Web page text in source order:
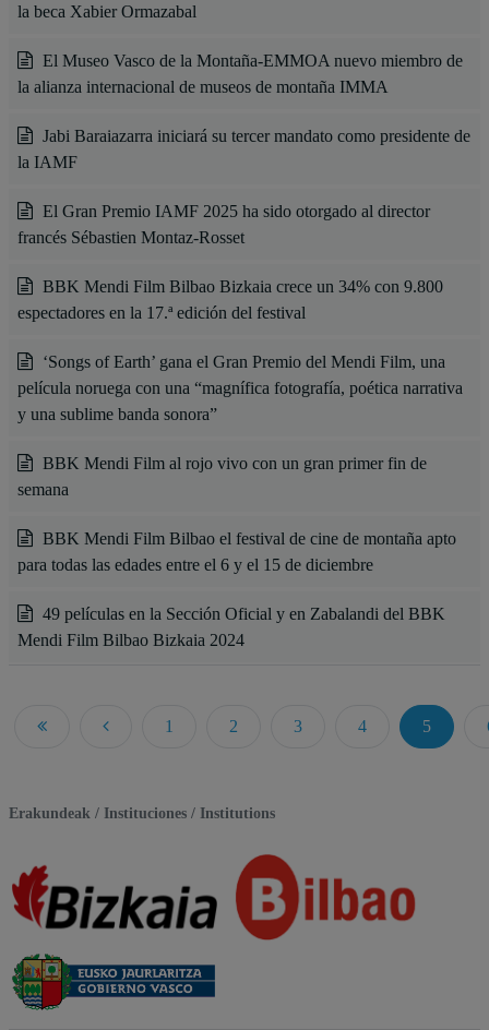
la beca Xabier Ormazabal
El Museo Vasco de la Montaña-EMMOA nuevo miembro de
la alianza internacional de museos de montaña IMMA
Jabi Baraiazarra iniciará su tercer mandato como presidente de
la IAMF
El Gran Premio IAMF 2025 ha sido otorgado al director
francés Sébastien Montaz-Rosset
BBK Mendi Film Bilbao Bizkaia crece un 34% con 9.800
espectadores en la 17.ª edición del festival
‘Songs of Earth’ gana el Gran Premio del Mendi Film, una
película noruega con una “magnífica fotografía, poética narrativa
y una sublime banda sonora”
BBK Mendi Film al rojo vivo con un gran primer fin de
semana
BBK Mendi Film Bilbao el festival de cine de montaña apto
para todas las edades entre el 6 y el 15 de diciembre
49 películas en la Sección Oficial y en Zabalandi del BBK
Mendi Film Bilbao Bizkaia 2024
1 2 3 4 5
Erakundeak / Instituciones / Institutions